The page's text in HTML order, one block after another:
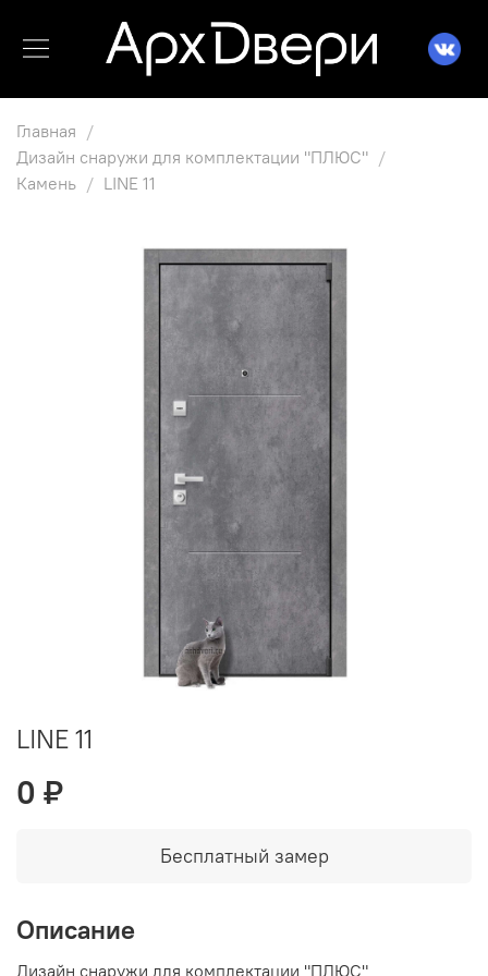
Главная
Дизайн снаружи для комплектации "ПЛЮС"
Камень
LINE 11
LINE 11
0 ₽
Бесплатный замер
Описание
Дизайн снаружи для комплектации "ПЛЮС"